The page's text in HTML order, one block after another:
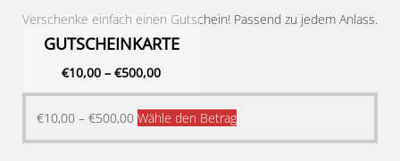
Verschenke einfach einen Gutschein! Passend zu jedem Anlass.
GUTSCHEINKARTE
€10,00 – €500,00
€10,00 – €500,00 Wähle den BetragDieses
Produkt